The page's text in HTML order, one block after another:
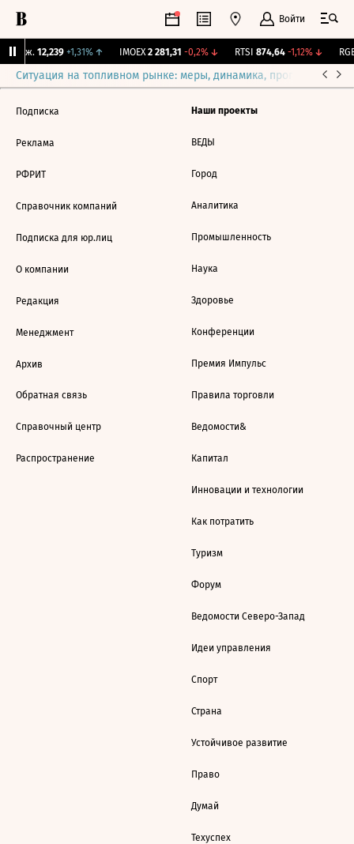
Войти
Бирж. 12,239 +1,31%↑ IMOEX 2 281,31 -0,2%↓ RTSI 874,64 -1,12%↓
Ситуация на топливном рынке: меры, динамика, прогнозы
Подписка
Реклама
РФРИТ
Справочник компаний
Подписка для юр.лиц
О компании
Редакция
Менеджмент
Архив
Обратная связь
Справочный центр
Распространение
Наши проекты
ВЕДЫ
Город
Аналитика
Промышленность
Наука
Здоровье
Конференции
Премия Импульс
Правила торговли
Ведомости&
Капитал
Инновации и технологии
Как потратить
Туризм
Форум
Ведомости Северо-Запад
Идеи управления
Спорт
Страна
Устойчивое развитие
Право
Думай
Техуспех